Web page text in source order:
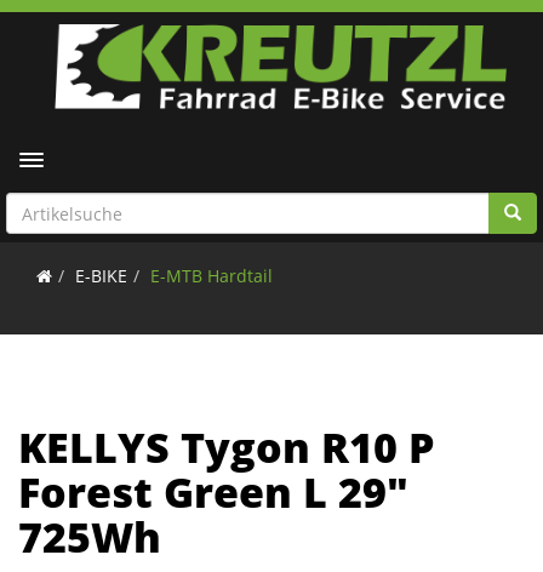
Toggle navigation
E-BIKE E-MTB Hardtail
KELLYS Tygon R10 P
Forest Green L 29"
725Wh